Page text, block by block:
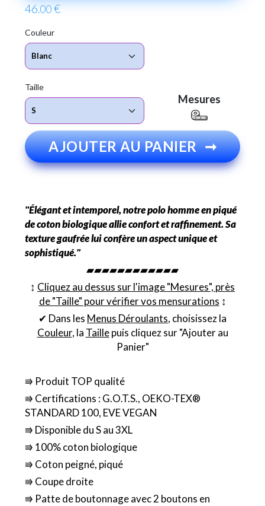
46.00 €
Couleur
Taille
Mesures
AJOUTER AU PANIER ➞
"Élégant et intemporel, notre polo homme en piqué
de coton biologique allie confort et raffinement. Sa
texture gaufrée lui confère un aspect unique et
sophistiqué."
▰▰▰▰▰▰▰▰▰▰▰▰
↕︎ Cliquez au dessus sur l'image "Mesures", près
de "Taille" pour vérifier vos mensurations ↕︎
✔ Dans les Menus Déroulants, choisissez la
Couleur, la Taillepuis cliquez sur "Ajouter au
Panier"
⭆ Produit TOP qualité
⭆ Certifications : G.O.T.S., OEKO-TEX®
STANDARD 100, EVE VEGAN
⭆ Disponible du S au 3XL
⭆ 100% coton biologique
⭆ Coton peigné, piqué
⭆ Coupe droite
⭆ Patte de boutonnage avec 2 boutons en